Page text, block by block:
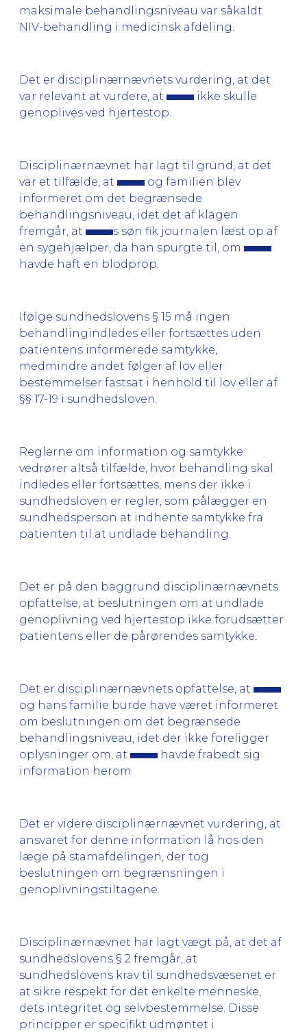
maksimale behandlingsniveau var såkaldt
NIV-behandling i medicinsk afdeling.
Det er disciplinærnævnets vurdering, at det
var relevant at vurdere, at
ikke skulle
genoplives ved hjertestop.
Disciplinærnævnet har lagt til grund, at det
var et tilfælde, at
og familien blev
informeret om det begrænsede
behandlingsniveau, idet det af klagen
fremgår, at
s søn fik journalen læst op af
en sygehjælper, da han spurgte til, om
havde haft en blodprop.
Ifølge sundhedslovens § 15 må ingen
behandlingindledes eller fortsættes uden
patientens informerede samtykke,
medmindre andet følger af lov eller
bestemmelser fastsat i henhold til lov eller af
§§ 17-19 i sundhedsloven.
Reglerne om information og samtykke
vedrører altså tilfælde, hvor behandling skal
indledes eller fortsættes, mens der ikke i
sundhedsloven er regler, som pålægger en
sundhedsperson at indhente samtykke fra
patienten til at undlade behandling.
Det er på den baggrund disciplinærnævnets
opfattelse, at beslutningen om at undlade
genoplivning ved hjertestop ikke forudsætter
patientens eller de pårørendes samtykke.
Det er disciplinærnævnets opfattelse, at
og hans familie burde have været informeret
om beslutningen om det begrænsede
behandlingsniveau, idet der ikke foreligger
oplysninger om, at
havde frabedt sig
information herom.
Det er videre disciplinærnævnet vurdering, at
ansvaret for denne information lå hos den
læge på stamafdelingen, der tog
beslutningen om begrænsningen i
genoplivningstiltagene.
Disciplinærnævnet har lagt vægt på, at det af
sundhedslovens § 2 fremgår, at
sundhedslovens krav til sundhedsvæsenet er
at sikre respekt for det enkelte menneske,
dets integritet og selvbestemmelse. Disse
principper er specifikt udmøntet i